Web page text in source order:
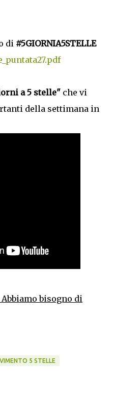
di #5GIORNIA5STELLE
a 5 stelle" che vi
della settimana in
Abbiamobisogno di
5 STELLE